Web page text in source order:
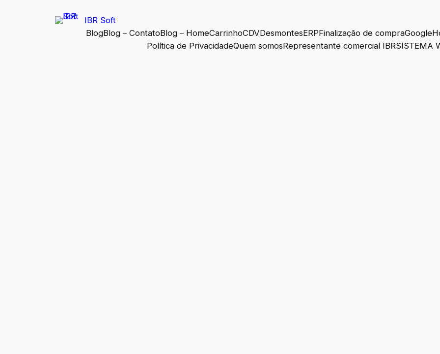
IBR Soft
BlogBlog – ContatoBlog – HomeCarrinhoCDVDesmontesERPFinalização de compraGoogle
Política de PrivacidadeQuem somosRepresentante comercial IBRSISTEMA